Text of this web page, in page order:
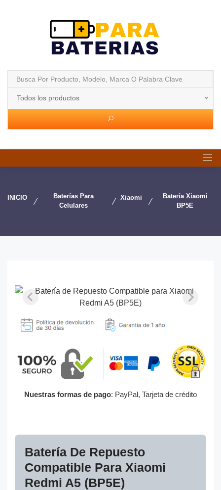
Todos los productos
INICIO
Baterías Para
Celulares
Xiaomi
Batería Xiaomi
BP5E
Nuestras formas de pago: PayPal, Tarjeta de crédito
Batería De Repuesto
Compatible Para Xiaomi
Redmi A5 (BP5E)